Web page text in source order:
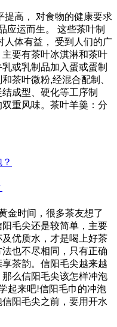
提高， 对食物的健康要求
应运而生。 这些茶叶制
人体有益， 受到人们的广
要有茶叶冰淇淋和茶叶
或乳制品加入蛋或蛋制
茶叶微粉,经混合配制、
成型、硬化等工序制
重风味。茶叶羊羹：分
金时间，很多茶友想了
毛尖还是较简单，主要
优质水，才是喝上好茶
也不尽相同，只有正确
茶韵。信阳毛尖越来越
么信阳毛尖该怎样冲泡
起来吧!信阳毛巾的冲泡
阳毛尖之前，要用开水